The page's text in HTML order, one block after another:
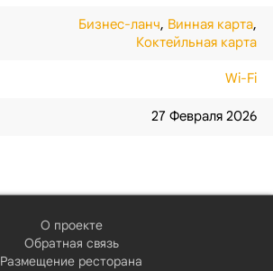
Бизнес-ланч, Винная карта,
Коктейльная карта
Wi-Fi
27 Февраля 2026
О проекте
Обратная связь
Размещение ресторана